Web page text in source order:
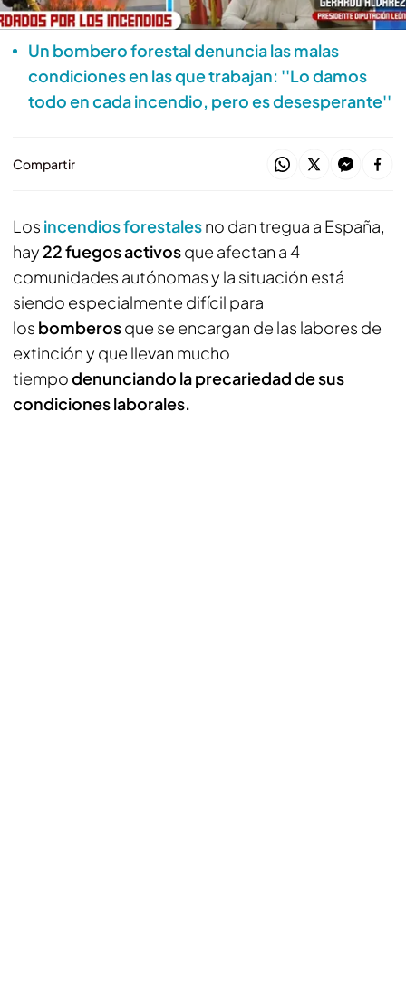
ocurriendo
Un bombero forestal denuncia las malas
condiciones en las que trabajan: ''Lo damos
todo en cada incendio, pero es desesperante''
Compartir
Los incendios forestalesno dan tregua a España,
hay 22 fuegos activosque afectan a 4
comunidades autónomas y la situación está
siendo especialmente difícil para
los bomberosque se encargan de las labores de
extinción y que llevan mucho
tiempodenunciando la precariedad de sus
condiciones laborales.